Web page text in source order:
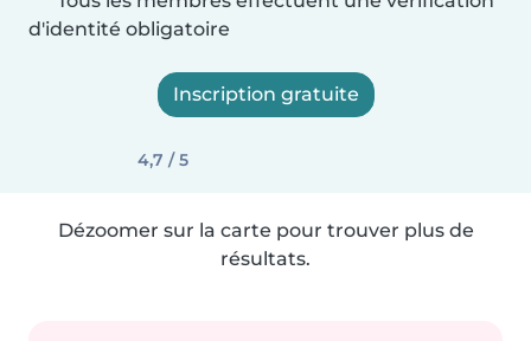
d'identité obligatoire
Inscription gratuite
4,7 / 5
Dézoomer sur la carte pour trouver plus de
résultats.